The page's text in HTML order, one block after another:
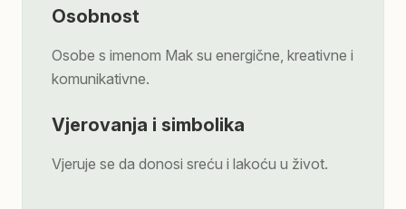
Osobnost
Osobe s imenom Mak su energične, kreativne i
komunikativne.
Vjerovanja i simbolika
Vjeruje se da donosi sreću i lakoću u život.